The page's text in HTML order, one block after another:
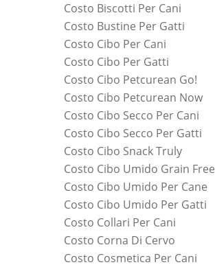
Costo Biscotti Per Cani
Costo Bustine Per Gatti
Costo Cibo Per Cani
Costo Cibo Per Gatti
Costo Cibo Petcurean Go!
Costo Cibo Petcurean Now
Costo Cibo Secco Per Cani
Costo Cibo Secco Per Gatti
Costo Cibo Snack Truly
Costo Cibo Umido Grain Free
Costo Cibo Umido Per Cane
Costo Cibo Umido Per Gatti
Costo Collari Per Cani
Costo Corna Di Cervo
Costo Cosmetica Per Cani